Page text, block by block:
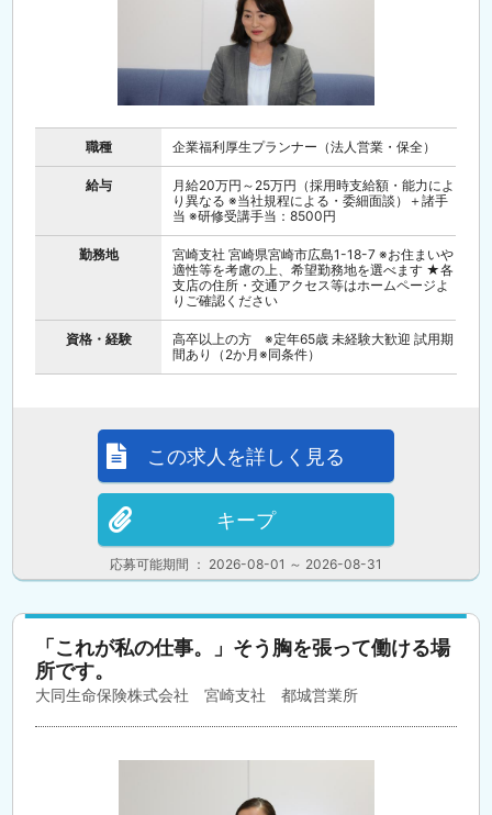
職種 企業福利厚生プランナー（法人営業・保全）
給与
月給20万円～25万円（採用時支給額・能力によ
り異なる ※当社規程による・委細面談）＋諸手
当 ※研修受講手当：8500円
勤務地
宮崎支社 宮崎県宮崎市広島1-18-7 ※お住まいや
適性等を考慮の上、希望勤務地を選べます ★各
支店の住所・交通アクセス等はホームページよ
りご確認ください
資格・経験
高卒以上の方 ※定年65歳 未経験大歓迎 試用期
間あり（2か月※同条件）
応募可能期間 ： 2026-08-01 ～ 2026-08-31
この求人を詳しく見る
キープ
「これが私の仕事。」そう胸を張って働ける場
所です。
大同生命保険株式会社 宮崎支社 都城営業所